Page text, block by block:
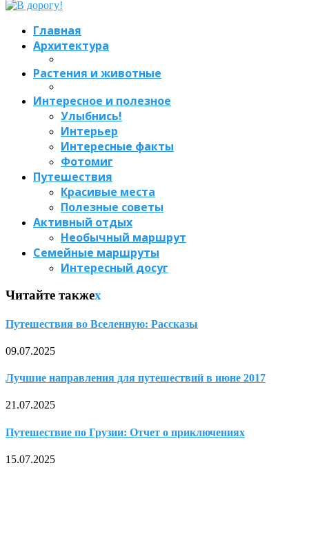
Главная
Архитектура
Растения и животные
Интересное и полезное
Улыбнись!
Интерьер
Интересные факты
Фотомиг
Путешествия
Красивые места
Полезные советы
Активный отдых
Необычный маршрут
Семейные маршруты
Интересный досуг
Читайте такжеx
Путешествия во Вселенную: Рассказы
09.07.2025
Лучшие направления для путешествий в июне 2017
21.07.2025
Путешествие по Грузии: Отчет о приключениях
15.07.2025